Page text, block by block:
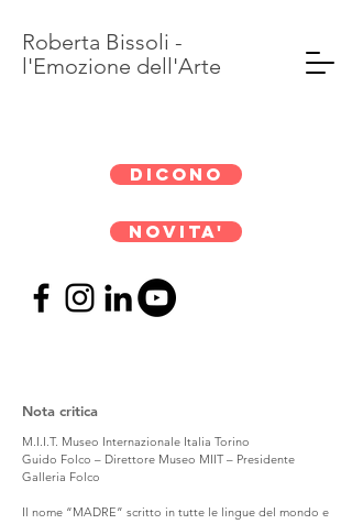
Roberta Bissoli -
l'Emozione dell'Arte
NOVITA'
DICONO
Nota critica
M.I.I.T. Museo Internazionale Italia Torino
Guido Folco – Direttore Museo MIIT – Presidente
Galleria Folco
Il nome “MADRE” scritto in tutte le lingue del mondo e